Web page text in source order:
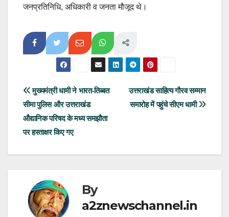
जनप्रतिनिधि, अधिकारी व जनता मौजूद थे।
Post
navigation
उत्तराखंड साहित्य गौरव सम्मान
समारोह में पहुंचे सीएम धामी
मुख्यमंत्री धामी ने भारत-तिब्बत
सीमा पुलिस और उत्तराखंड
औद्यानिक परिषद के मध्य समझौता
पर हस्ताक्षर किए गए
By
a2znewschannel.in